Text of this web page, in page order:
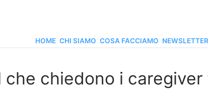
HOME CHI SIAMO COSA FACCIAMO NEWSLETTER
che chiedono i